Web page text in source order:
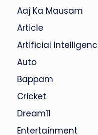
Aaj Ka Mausam
Article
Artificial
Auto
Bappam
Cricket
Dream11
Entertainment